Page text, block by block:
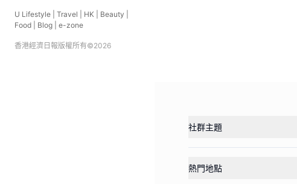
U Lifestyle Travel HK Beauty
Food
Blog e-zone
香港經濟日報版權所有©2026
社群主題
熱門地點